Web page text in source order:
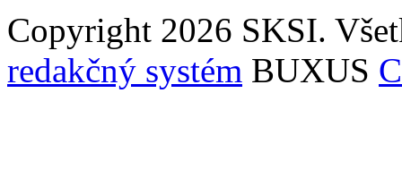
Copyright 2026 SKSI.
redakčný systém BUXUS